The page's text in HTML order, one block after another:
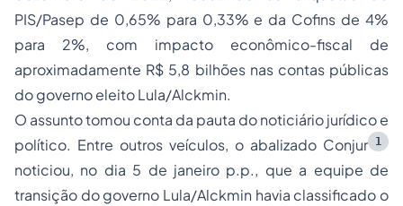
PIS/Pasep de 0,65% para 0,33% e da Cofins de 4%
para 2%, com impacto econômico-fiscal de
aproximadamente R$ 5,8 bilhões nas contas públicas
do governo eleito Lula/Alckmin.
O assunto tomou conta da pauta do noticiário jurídico e
político. Entre outros veículos, o abalizado Conjur
1
noticiou, no dia 5 de janeiro p.p., que a equipe de
transição do governo Lula/Alckmin havia classificado o